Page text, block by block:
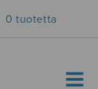
0 tuotetta
MENU